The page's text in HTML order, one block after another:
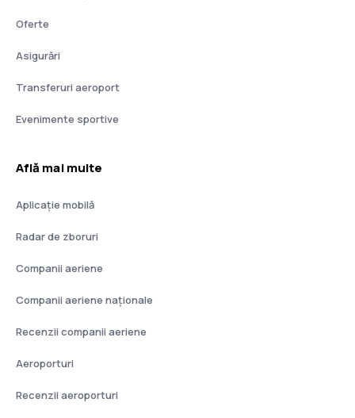
Oferte
Asigurări
Transferuri aeroport
Evenimente sportive
Află mai multe
Aplicație mobilă
Radar de zboruri
Companii aeriene
Companii aeriene naţionale
Recenzii companii aeriene
Aeroporturi
Recenzii aeroporturi